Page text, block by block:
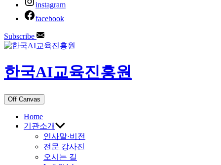
instagram
facebook
Subscribe
한국AI교육진흥원
Off Canvas
Home
기관소개
인사말·비전
전문 강사진
오시는 길